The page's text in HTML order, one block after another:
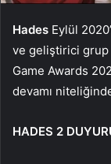
Hades Eylül
ve geliştirici grup
Game Awards
devamı
HADES 2